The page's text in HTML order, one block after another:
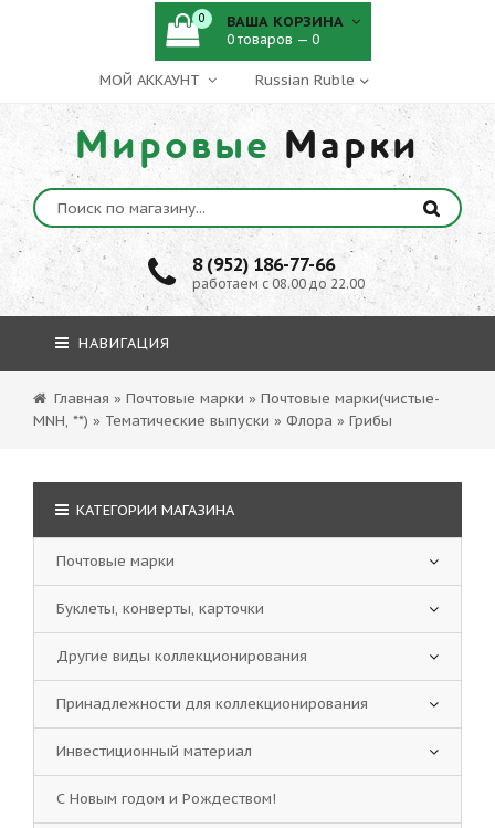
МОЙ АККАУНТ
Мировые Марки
8 (952) 186-77-66
работаем с 08.00 до 22.00
0 ВАША КОРЗИНА
0 товаров — 0
НАВИГАЦИЯ
Главная » Почтовые марки » Почтовые марки(чистые-
MNH, **) » Тематические выпуски » Флора » Грибы
КАТЕГОРИИ МАГАЗИНА
Почтовые марки
Буклеты, конверты, карточки
Другие виды коллекционирования
Принадлежности для коллекционирования
Инвестиционный материал
С Новым годом и Рождеством!